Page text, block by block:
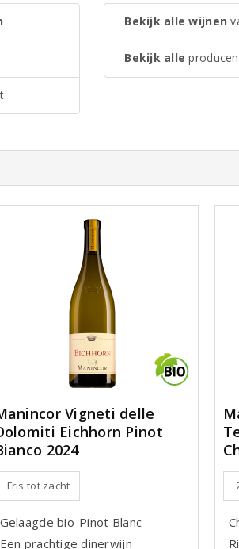
Bekijk alle wijnen
Bekijk alle
Vigneti delle
Eichhorn Pinot
2024
Fris tot zacht
Gelaagde bio-Pinot Blanc
Een prachtige dinerwijn